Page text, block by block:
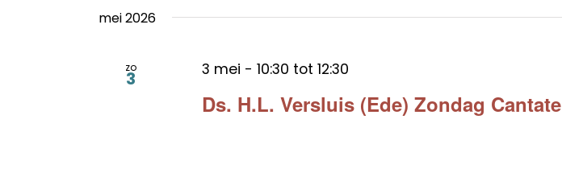
mei 2026
zo
3
Ds. H.L. Versluis (Ede) Zondag Cantate
3 mei - 10:30 tot 12:30